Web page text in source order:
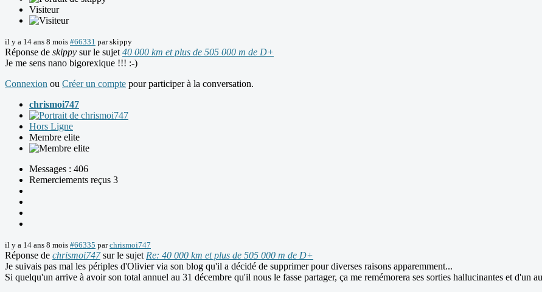
Visiteur
il y a 14 ans 8 mois #66331 parskippy
Réponse de skippy sur le sujet 40 000 km et plus de 505 000 m de D+
Je me sens nano bigorexique !!! :-)
Connexion ou Créer un compte pour participer à la conversation.
chrismoi747
Hors Ligne
Membre elite
Messages : 406
Remerciements reçus 3
il y a 14 ans 8 mois #66335 parchrismoi747
Réponse de chrismoi747sur le sujet Re: 40 000 km et plus de 505 000 m de D+
Je suivais pas mal les périples d'Olivier via son blog qu'il a décidé de supprimer pour diverses raisons apparemment...
Si quelqu'un arrive à avoir son total annuel au 31 décembre qu'il nous le fasse partager, ça me remémorera ses sorties hallucinantes et d'un